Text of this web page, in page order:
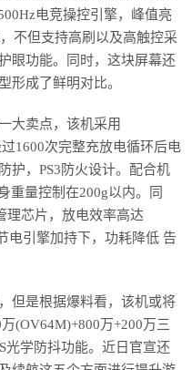
电竞操控引擎，峰值亮
不但支持高刷以及高触控采
眼功能。同时，这块屏幕还
形成了鲜明对比。
大卖点，该机采用
1600次完整充放电循环后电
护，PS3防火设计。配合机
重量控制在200g以内。同
理芯片，放电效率高达
电引擎加持下，功耗降低 告
但是根据爆料看，该机或将
(OV64M)+800万+200万三
光学防抖功能。近日官宣还